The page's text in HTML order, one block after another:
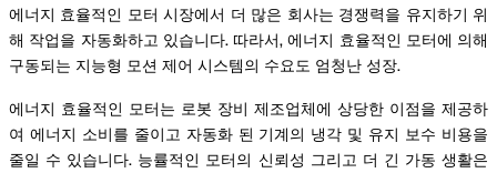
에너지 효율적인 모터 시장에서 더 많은 회사는 경쟁력을 유지하기 위
해 작업을 자동화하고 있습니다. 따라서, 에너지 효율적인 모터에 의해
구동되는 지능형 모션 제어 시스템의 수요도 엄청난 성장.
에너지 효율적인 모터는 로봇 장비 제조업체에 상당한 이점을 제공하
여 에너지 소비를 줄이고 자동화 된 기계의 냉각 및 유지 보수 비용을
줄일 수 있습니다. 능률적인 모터의 신뢰성 그리고 더 긴 가동 생활은